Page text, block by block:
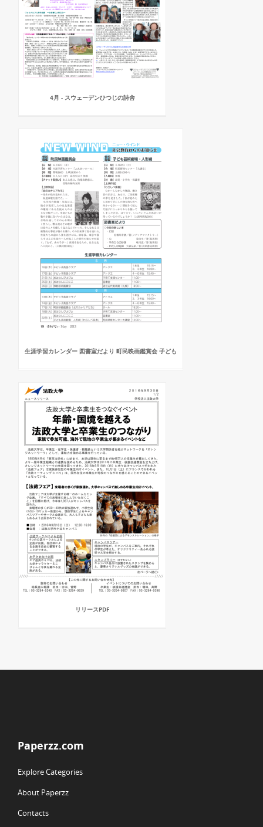
4月 - スウェーデンひつじの詩舎
生涯学習カレンダー 図書室だより 町民映画鑑賞会 子ども
リリースPDF
Paperzz.com
Explore Categories
About Paperzz
Contacts